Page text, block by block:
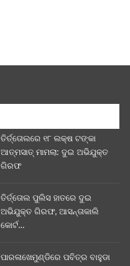
ତିର୍ତ୍ତୋଲରେ ୧୮ ଲକ୍ଷ ଟଙ୍କା
ଆତ୍ମସାତ୍ ମାମଲା: ଦୁଇ ଅଭିଯୁକ୍ତ
ଗିରଫ
ତିର୍ତ୍ତୋଲ ପୁଲିସ ହାତରେ ଦୁଇ
ଅଭିଯୁକ୍ତ ଗିରଫ, ଆସନ୍ତାକାଲି
କୋର୍ଟ…
ପାରଳାଖେମୁଣ୍ଡିରେ ପବିତ୍ର ବାହୁଡା